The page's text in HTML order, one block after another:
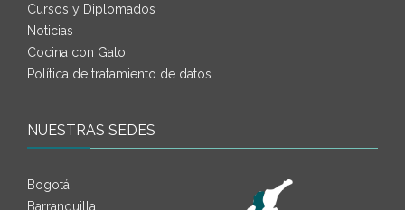
Cursos y Diplomados
Noticias
Cocina con Gato
Política de tratamiento de datos
NUESTRAS SEDES
Bogotá
Barranquilla